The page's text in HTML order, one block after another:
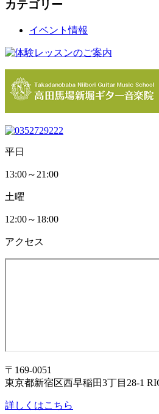
カテゴリー
イベント情報
平日
13:00～21:00
土曜
12:00～18:00
アクセス
〒169-0051
東京都新宿区西早稲田3丁目28-1
詳しくはこちら